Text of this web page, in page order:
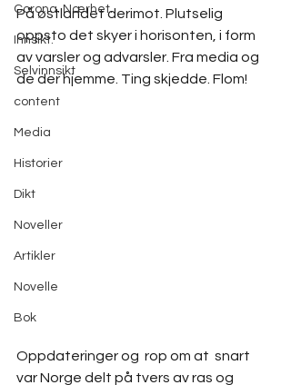
Corona. Nærhet.
Innsikt.
Selvinnsikt
content
Media
Historier
Dikt
Noveller
Artikler
Novelle
Bok
På østlandet derimot. Plutselig
oppsto det skyer i horisonten, i form
av varsler og advarsler. Fra media og
de der hjemme. Ting skjedde. Flom!
Oppdateringer og  rop om at  snart
var Norge delt på tvers av ras og